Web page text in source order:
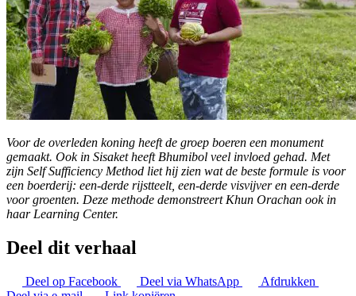
Voor de overleden koning heeft de groep boeren een monument
gemaakt. Ook in Sisaket heeft Bhumibol veel invloed gehad. Met
zijn Self Sufficiency Method liet hij zien wat de beste formule is voor
een boerderij: een-derde rijstteelt, een-derde visvijver en een-derde
voor groenten. Deze methode demonstreert Khun Orachan ook in
haar Learning Center.
Deel dit verhaal
Deel op Facebook Deel via WhatsApp
Afdrukken